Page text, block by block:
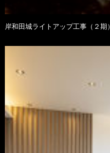
岸和田城ライトアップ工事（２期）